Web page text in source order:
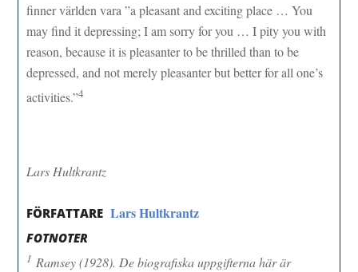
finner världen vara ”a pleasant and exciting place … You
may find it depressing; I am sorry for you … I pity you with
reason, because it is pleasanter to be thrilled than to be
depressed, and not merely pleasanter but better for all one’s
activities.”4
Lars Hultkrantz
FÖRFATTARE Lars Hultkrantz
FOTNOTER
1 Ramsey (1928). De biografiska uppgifterna här är